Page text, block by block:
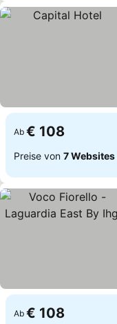
Ab € 108
Preise von 7 Websites
Ab € 108